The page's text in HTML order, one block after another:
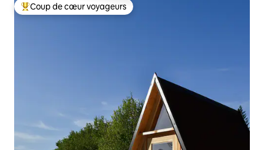
Coups de cœur voyageurs les plus appréciés
Coup de cœur voyageurs